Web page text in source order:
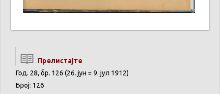
Прелистајте
Год. 28, бр. 126 (26. јун = 9. јул 1912)
Број: 126